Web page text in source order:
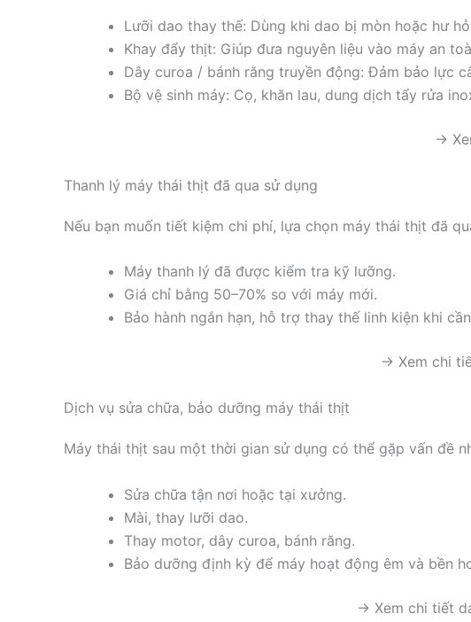
Lưỡi dao thay thế: Dùng khi dao bị mòn hoặc hư
Khay đẩy thịt: Giúp đưa nguyên liệu vào máy an
Dây curoa / bánh răng truyền động: Đảm bảo lực
Bộ vệ sinh máy: Cọ, khăn lau, dung dịch tẩy rửa
→
Thanh lý máy thái thịt đã qua sử dụng
Nếu bạn muốn tiết kiệm chi phí, lựa chọn máy thái thịt đã
Máy thanh lý đã được kiểm tra kỹ lưỡng.
Giá chỉ bằng 50–70% so với máy mới.
Bảo hành ngắn hạn, hỗ trợ thay thế linh kiện khi
→ Xem chi
Dịch vụ sửa chữa, bảo dưỡng máy thái thịt
Máy thái thịt sau một thời gian sử dụng có thể gặp vấn đề
Sửa chữa tận nơi hoặc tại xưởng.
Mài, thay lưỡi dao.
Thay motor, dây curoa, bánh răng.
Bảo dưỡng định kỳ để máy hoạt động êm và bền
→ Xem chi tiết